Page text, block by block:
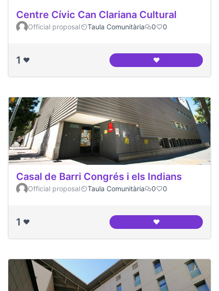
Centre Cívic Can Clariana Cultural
Official proposal Taula Comunitària 0 0
1 ❤️ ❤️Centre Cívic Can
Casal de Barri Congrés i els Indians
Official proposal Taula Comunitària 0 0
1 ❤️ ❤️Casal de Barri